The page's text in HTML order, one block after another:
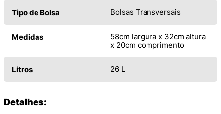
Tipo de Bolsa Bolsas Transversais
Medidas
58cm largura x 32cm altura
x 20cm comprimento
Litros 26 L
Detalhes: